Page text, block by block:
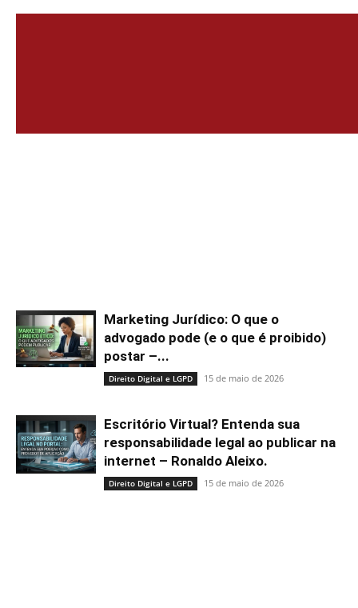
Marketing Jurídico: O que o
advogado pode (e o que é proibido)
postar –...
Direito Digital e LGPD 15 de maio de 2026
Escritório Virtual? Entenda sua
responsabilidade legal ao publicar na
internet – Ronaldo Aleixo.
Direito Digital e LGPD 15 de maio de 2026